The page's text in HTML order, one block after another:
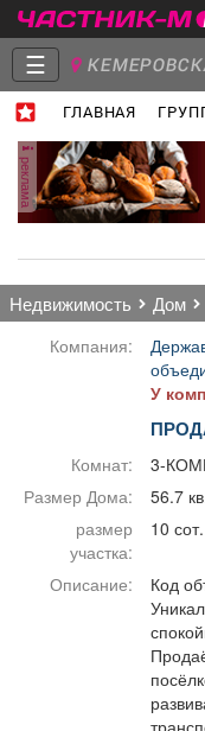
☰
ГЛАВНАЯ
Главная
реклама
недвижимость дом
Компания:
У
Комнат:
3-
Размер Дома:
56.7
размер
участка:
10 сот.
Описание:
Код